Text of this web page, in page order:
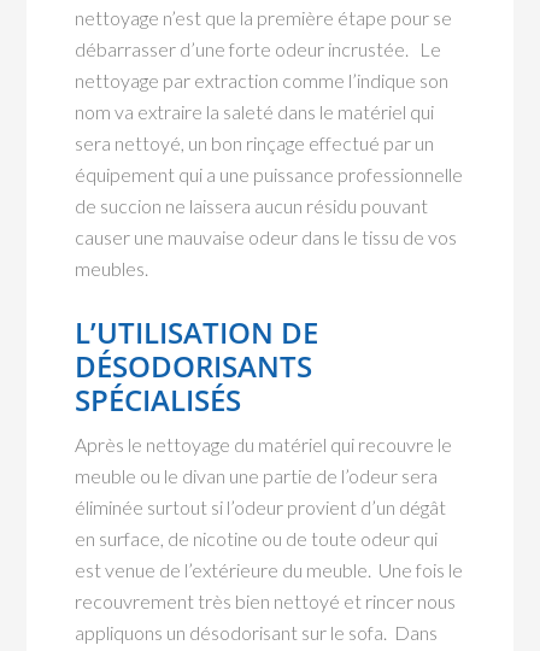
nettoyage n’est que la première étape pour se
débarrasser d’une forte odeur incrustée. Le
nettoyage par extraction comme l’indique son
nom va extraire la saleté dans le matériel qui
sera nettoyé, un bon rinçage effectué par un
équipement qui a une puissance professionnelle
de succion ne laissera aucun résidu pouvant
causer une mauvaise odeur dans le tissu de vos
meubles.
L’UTILISATION DE
DÉSODORISANTS
SPÉCIALISÉS
Après le nettoyage du matériel qui recouvre le
meuble ou le divan une partie de l’odeur sera
éliminée surtout si l’odeur provient d’un dégât
en surface, de nicotine ou de toute odeur qui
est venue de l’extérieure du meuble. Une fois le
recouvrement très bien nettoyé et rincer nous
appliquons un désodorisant sur le sofa. Dans